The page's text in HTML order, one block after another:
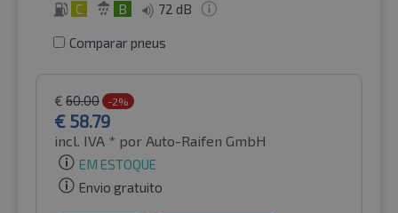
C B 72 dB
Comparar pneus
€ 60.00 -2%
€ 58.79
incl. IVA * por Auto-Raifen GmbH
EM ESTOQUE
Envio gratuito